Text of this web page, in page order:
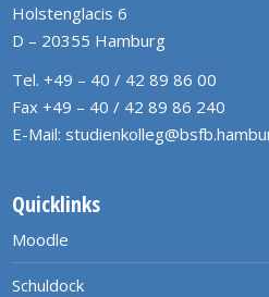
Holstenglacis 6
D – 20355 Hamburg
Tel. +49 – 40 / 42 89 86 00
Fax +49 – 40 / 42 89 86 240
E-Mail:
Quicklinks
Moodle
Schuldock